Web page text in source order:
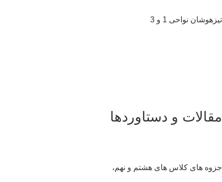
نواحی 1 و 3
و دستاوردها
های کلاس های هشتم و نهم،